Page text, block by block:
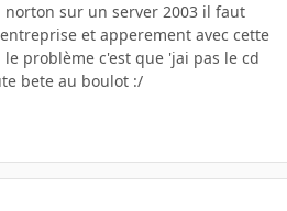
sur un server 2003 il faut
et apperement avec cette
problème c'est que 'jai pas le cd
bete au boulot :/